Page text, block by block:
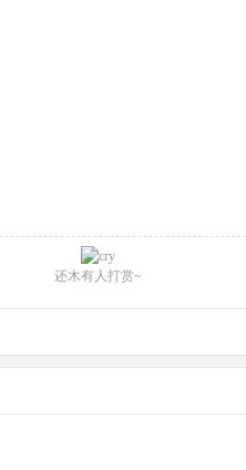
还木有人打赏~